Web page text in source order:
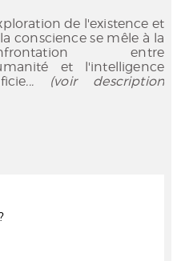
de l'existence et
conscience se mêle à la
entre
et l'intelligence
... (voir description